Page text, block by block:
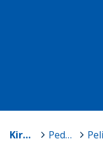
Kirkon koulutus - Suomen ev.lut. kirkko Peda.net-ohjesivuja kouluttajille ja ylläpitäjille >